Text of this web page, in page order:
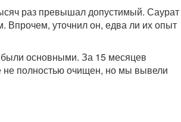
раз превышал допустимый. Саурат
Впрочем, уточнил он, едва ли их опыт
были основными. За 15 месяцев
не полностью очищен, но мы вывели